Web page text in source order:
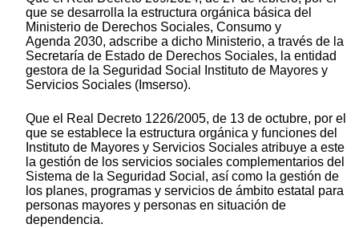
que se desarrolla la estructura orgánica básica del
Ministerio de Derechos Sociales, Consumo y
Agenda 2030, adscribe a dicho Ministerio, a través de la
Secretaría de Estado de Derechos Sociales, la entidad
gestora de la Seguridad Social Instituto de Mayores y
Servicios Sociales (Imserso).
Que el Real Decreto 1226/2005, de 13 de octubre, por el
que se establece la estructura orgánica y funciones del
Instituto de Mayores y Servicios Sociales atribuye a este
la gestión de los servicios sociales complementarios del
Sistema de la Seguridad Social, así como la gestión de
los planes, programas y servicios de ámbito estatal para
personas mayores y personas en situación de
dependencia.